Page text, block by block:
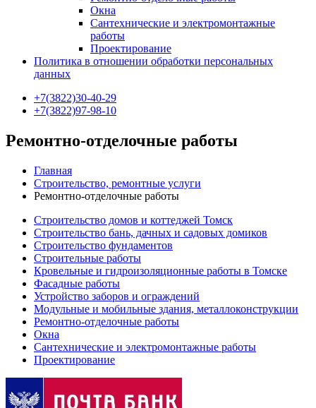
Окна
Сантехнические и электромонтажные
работы
Проектирование
Политика в отношении обработки персональных
данных
+7(3822)30-40-29
+7(3822)97-98-10
Ремонтно-отделочные работы
Главная
Строительство, ремонтные услуги
Ремонтно-отделочные работы
Строительство домов и коттеджей Томск
Строительство бань, дачных и садовых домиков
Строительство фундаментов
Строительные работы
Кровельные и гидроизоляционные работы в Томске
Фасадные работы
Устройство заборов и ограждений
Модульные и мобильные здания, металлоконструкции
Ремонтно-отделочные работы
Окна
Сантехнические и электромонтажные работы
Проектирование